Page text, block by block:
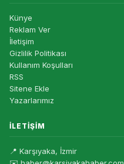
Künye
Reklam Ver
İletişim
Gizlilik Politikası
Kullanım Koşulları
RSS
Sitene Ekle
Yazarlarımız
İLETIŞIM
📍 Karşıyaka, İzmir